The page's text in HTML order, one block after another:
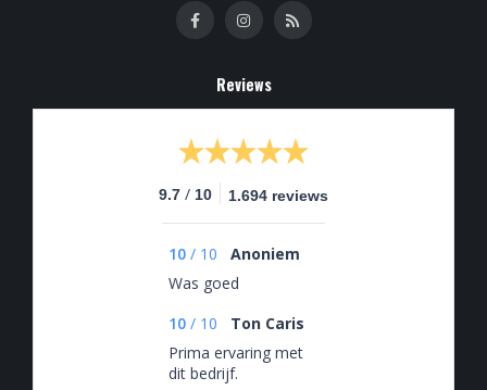
Reviews
9.7 / 10 1.694 reviews
10 / 10
Anoniem
Was goed
10 / 10
Ton Caris
Prima ervaring met
dit bedrijf.